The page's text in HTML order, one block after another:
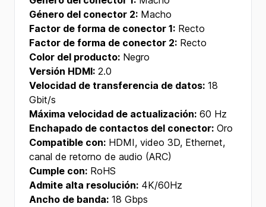
Género del conector 2: Macho
Factor de forma de conector 1: Recto
Factor de forma de conector 2: Recto
Color del producto: Negro
Versión HDMI: 2.0
Velocidad de transferencia de datos: 18
Gbit/s
Máxima velocidad de actualización: 60 Hz
Enchapado de contactos del conector: Oro
Compatible con: HDMI, video 3D, Ethernet,
canal de retorno de audio (ARC)
Cumple con: RoHS
Admite alta resolución: 4K/60Hz
Ancho de banda: 18 Gbps